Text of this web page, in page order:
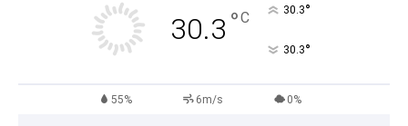
30.3 °C 30.3°
30.3°
55% 6m/s 0%